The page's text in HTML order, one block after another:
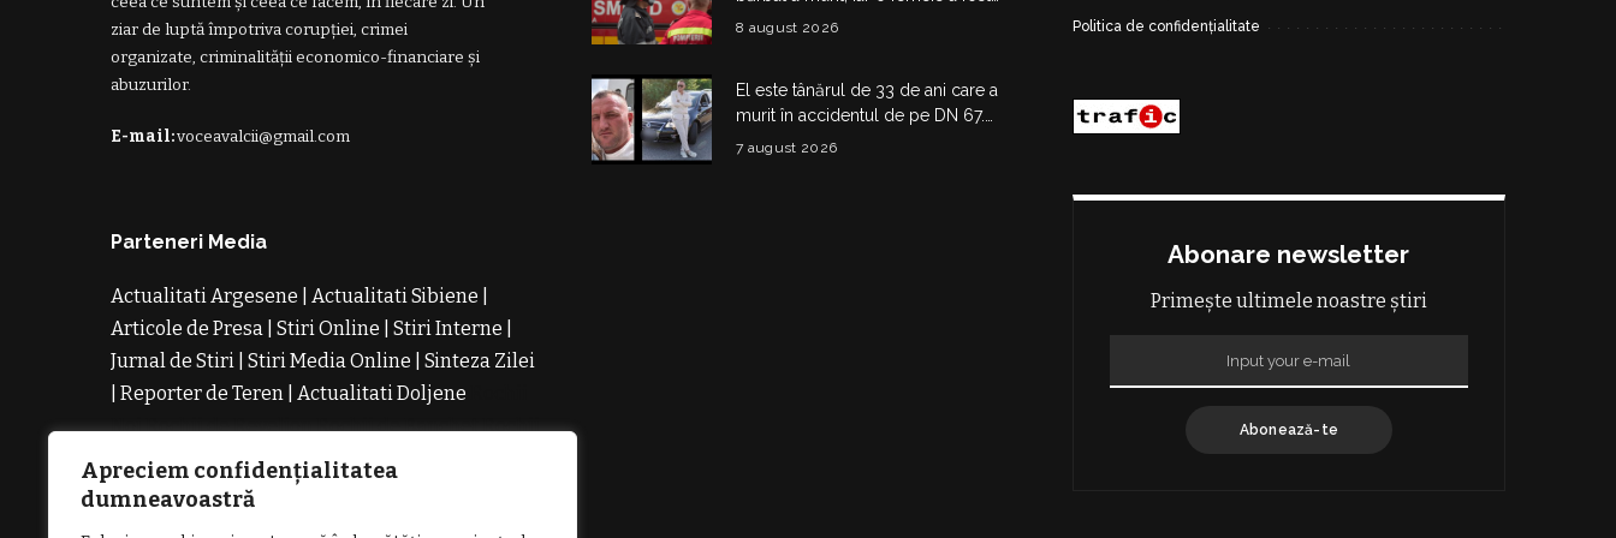
Apreciem confidențialitatea
dumneavoastră
ziar de luptă împotriva corupției, crimei
organizate, criminalității economico-financiare și
abuzurilor.
E-mail:voceavalcii@gmail.com
Parteneri Media
Actualitati Argesene Actualitati Sibiene
Articole de Presa
Stiri Online Stiri Interne
Jurnal de Stiri
Stiri Media Online
Sinteza Zilei
Reporter de Teren Actualitati Doljene
NoiRochii de RevelionRochii de BanchetRochii
de Cununie
Magazin de Rochii
Comanda Rochii de Seara
salvată din apartamentul cuprins de
8 august 2026
El este tânărul de 33 de ani care a
murit în accidentul de pe DN 67.
Dragoș Mihail lasă în urmă o fetiță
7 august 2026
Politica de confidențialitate
Abonare newsletter
Primește ultimele noastre știri
Abonează-te